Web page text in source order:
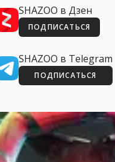
SHAZOO в Дзен
ПОДПИСАТЬСЯ
SHAZOO в Telegram
ПОДПИСАТЬСЯ